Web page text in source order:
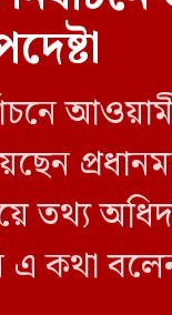
এ কথা